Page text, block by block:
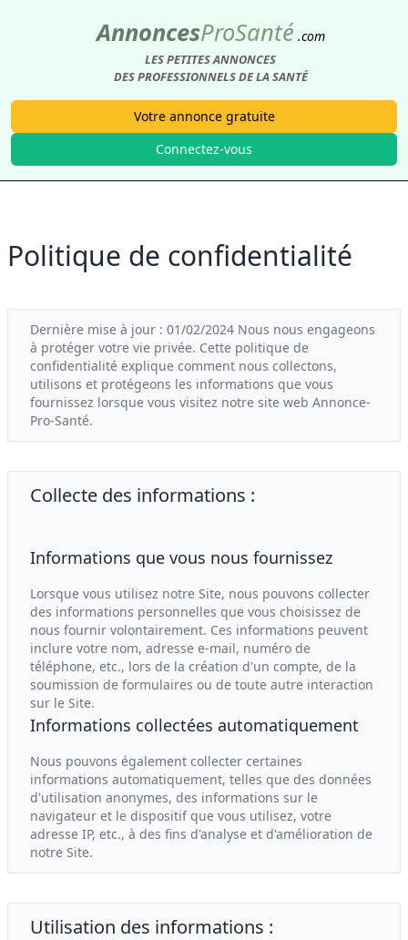
AnnoncesProSanté .com
LES PETITES ANNONCES
DES PROFESSIONNELS DE LA SANTÉ
Votre annonce gratuite
Connectez-vous
Politique de confidentialité
Dernière mise à jour : 01/02/2024 Nous nous engageons
à protéger votre vie privée. Cette politique de
confidentialité explique comment nous collectons,
utilisons et protégeons les informations que vous
fournissez lorsque vous visitez notre site web Annonce-
Pro-Santé.
Collecte des informations :
Informations que vous nous fournissez
Lorsque vous utilisez notre Site, nous pouvons collecter
des informations personnelles que vous choisissez de
nous fournir volontairement. Ces informations peuvent
inclure votre nom, adresse e-mail, numéro de
téléphone, etc., lors de la création d'un compte, de la
soumission de formulaires ou de toute autre interaction
sur le Site.
Informations collectées automatiquement
Nous pouvons également collecter certaines
informations automatiquement, telles que des données
d'utilisation anonymes, des informations sur le
navigateur et le dispositif que vous utilisez, votre
adresse IP, etc., à des fins d'analyse et d'amélioration de
notre Site.
Utilisation des informations :